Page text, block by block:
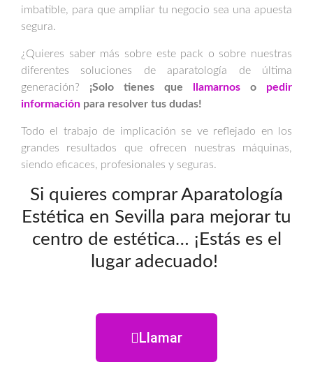
imbatible, para que ampliar tu negocio sea una apuesta
segura.
¿Quieres saber más sobre este pack o sobre nuestras
diferentes soluciones de aparatología de última
generación? ¡Solo tienes que llamarnos o pedir
información para resolver tus dudas!
Todo el trabajo de implicación se ve reflejado en los
grandes resultados que ofrecen nuestras máquinas,
siendo eficaces, profesionales y seguras.
Si quieres comprar Aparatología
Estética en Sevilla para mejorar tu
centro de estética… ¡Estás es el
lugar adecuado!
Llamar